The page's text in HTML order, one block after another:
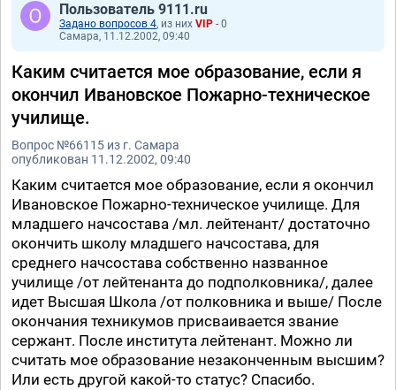
Пользователь 9111.ru
Задано вопросов 4, из них VIP - 0
Самара, 11.12.2002, 09:40
Каким считается мое образование, если я
окончил Ивановское Пожарно-техническое
училище.
Вопрос №66115 из г. Самара
опубликован 11.12.2002, 09:40
Каким считается мое образование, если я окончил
Ивановское Пожарно-техническое училище. Для
младшего начсостава /мл. лейтенант/ достаточно
окончить школу младшего начсостава, для
среднего начсостава собственно названное
училище /от лейтенанта до подполковника/, далее
идет Высшая Школа /от полковника и выше/ После
окончания техникумов присваивается звание
сержант. После института лейтенант. Можно ли
считать мое образование незаконченным высшим?
Или есть другой какой-то статус? Спасибо.